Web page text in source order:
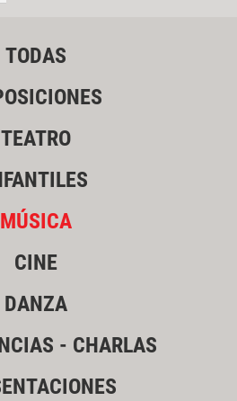
TODAS
TEATRO
MÚSICA
CINE
DANZA
- CHARLAS